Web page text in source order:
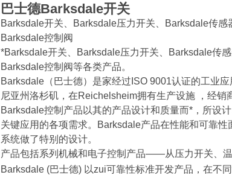
巴士德Barksdale开关
Barksdale开关、Barksdale压力开关、Barksdale传
Barksdale控制阀
*Barksdale开关、Barksdale压力开关、Barksdale传
Barksdale控制阀等各类产品。
Barksdale（巴士德）是家经过ISO 9001认证的工业
尼亚州洛杉矶，在Reichelsheim拥有生产设施 ，经销
Barksdale控制产品以其的产品设计和质量而*，所设
关键应用的各项需求。Barksdale产品在性能和可靠
系统做了特别的设计。
产品包括系列机械和电子控制产品——从压力开关、
Barksdale (巴士德) 以zui可靠性标准开发产品，在不